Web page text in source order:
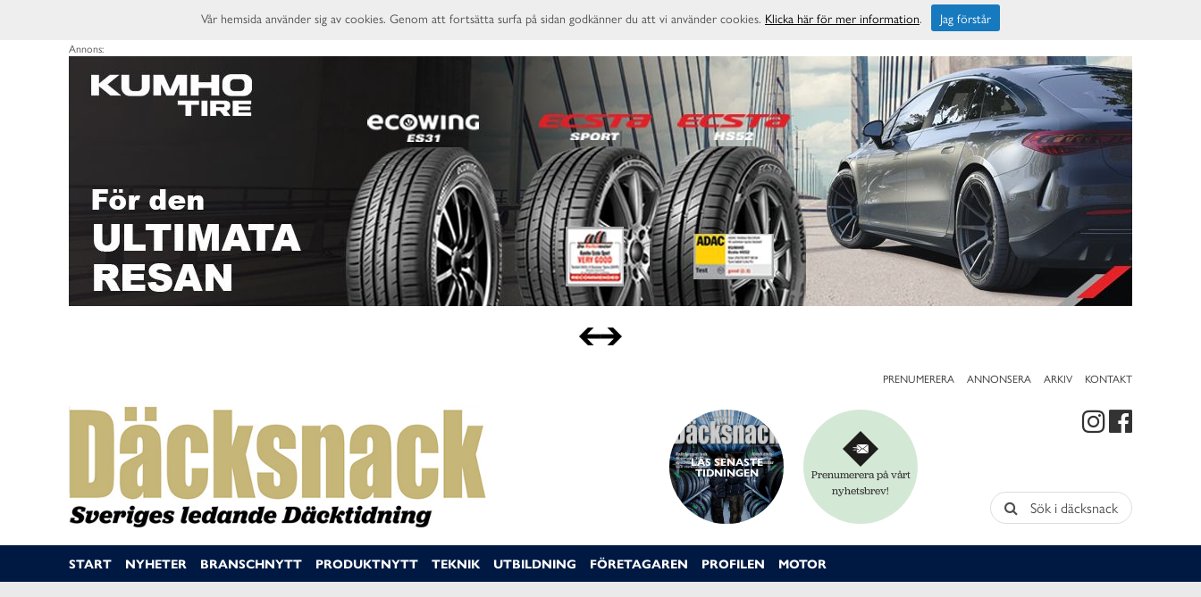
Annons:
PRENUMERERA ANNONSERA ARKIV KONTAKT
LÄS SENASTE
TIDNINGEN
Prenumerera på vårt
nyhetsbrev!
Sök i däcksnack
START NYHETER BRANSCHNYTT PRODUKTNYTT TEKNIK UTBILDNING FÖRETAGAREN PROFILEN MOTOR
Vår hemsida använder sig av cookies. Genom att fortsätta surfa på sidan godkänner du att vi använder cookies. Klicka här för mer information. Jag förstår